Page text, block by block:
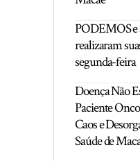
PODEMOS e
realizaram
segunda-feira
Doença Não
Paciente
Caos e
Saúde de